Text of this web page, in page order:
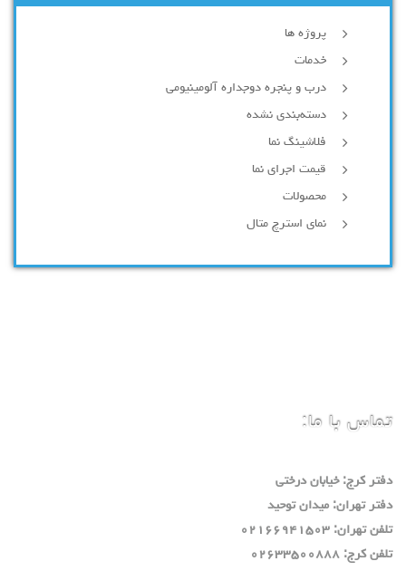
پروژه ها
خدمات
درب و پنجره دوجداره آلومینیومی
دسته‌بندی نشده
فلاشینگ نما
قیمت اجرای نما
محصولات
نمای استرچ متال
تماس با ما:
دفتر كرج: خيابان درختي
دفتر تهران: ميدان توحيد
تلفن تهران: ٠٢١٦٦٩٤١٥٠٣
تلفن كرج: ٠٢٦٣٣٥٠٠٨٨٨